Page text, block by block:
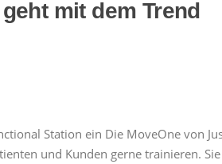
mit dem Trend
Station ein Die MoveOne von
und Kunden gerne trainieren.